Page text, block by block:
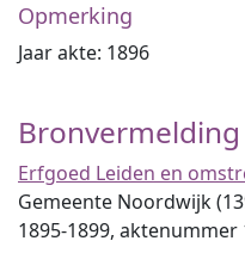
Opmerking
Jaar akte: 1896
Bronvermelding
Erfgoed Leiden en
Gemeente Noordwijk
1895-1899, aktenummer